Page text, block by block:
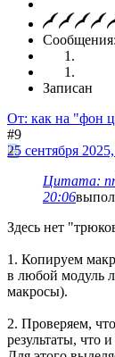
Записан
От: как на "фон
#9
25 сентября
Цитата:
20:06
Здесь нет
1. Копируем
в любой модуль
макросы).
2. Проверяем,
результаты, что